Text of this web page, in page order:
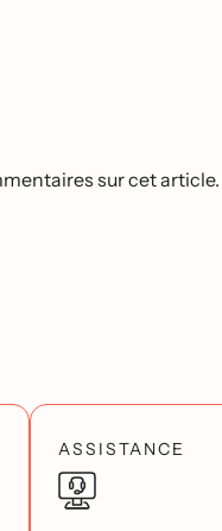
sur cet article.
ASSISTANCE